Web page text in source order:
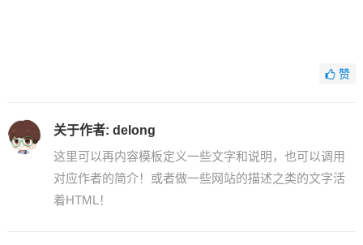
赞
关于作者: delong
这里可以再内容模板定义一些文字和说明，也可以调用
对应作者的简介！或者做一些网站的描述之类的文字活
着HTML！